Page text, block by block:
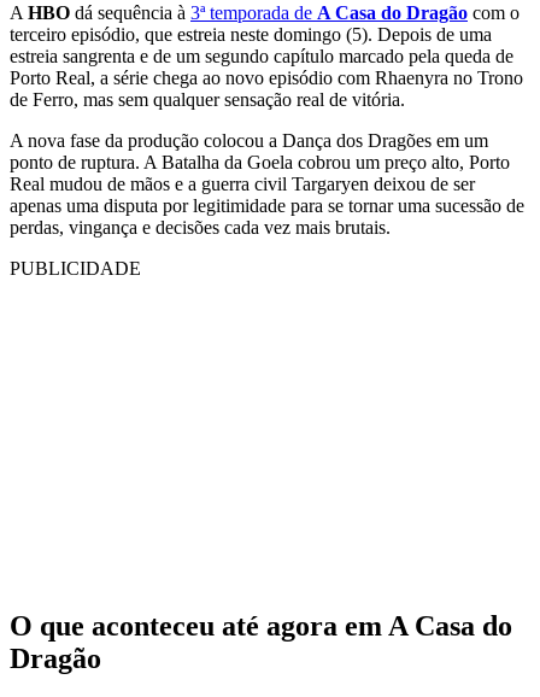
A HBO dá sequência à 3ª temporada de A Casa do Dragão com o
terceiro episódio, que estreia neste domingo (5). Depois de uma
estreia sangrenta e de um segundo capítulo marcado pela queda de
Porto Real, a série chega ao novo episódio com Rhaenyra no Trono
de Ferro, mas sem qualquer sensação real de vitória.
A nova fase da produção colocou a Dança dos Dragões em um
ponto de ruptura. A Batalha da Goela cobrou um preço alto, Porto
Real mudou de mãos e a guerra civil Targaryen deixou de ser
apenas uma disputa por legitimidade para se tornar uma sucessão de
perdas, vingança e decisões cada vez mais brutais.
PUBLICIDADE
O que aconteceu até agora em A Casa do
Dragão